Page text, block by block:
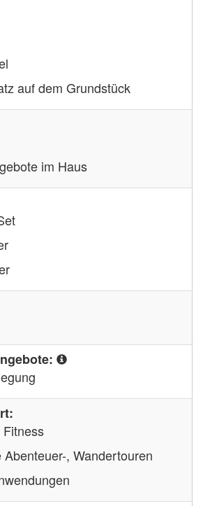
auf dem Grundstück
im Haus
, Wandertouren